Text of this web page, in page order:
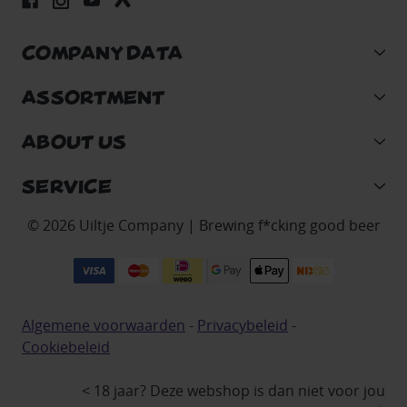
COMPANY DATA
ASSORTMENT
ABOUT US
SERVICE
© 2026 Uiltje Company | Brewing f*cking good beer
Algemene voorwaarden - Privacybeleid -
Cookiebeleid
< 18 jaar? Deze webshop is dan niet voor jou